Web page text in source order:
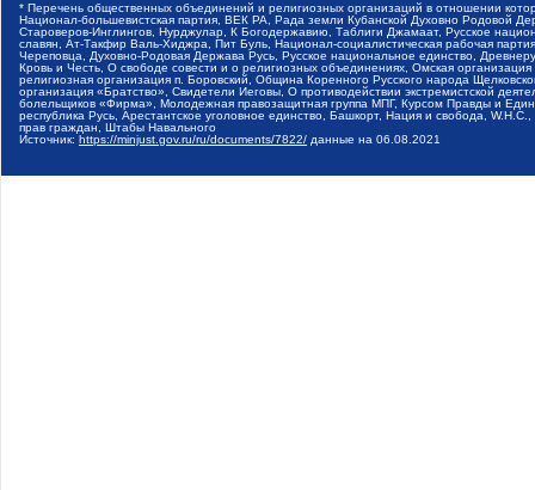
* Перечень общественных объединений и религиозных организаций в отношении
Национал-большевистская партия, ВЕК РА, Рада земли Кубанской Духовно Родовой
Староверов-Инглингов, Нурджулар, К Богодержавию, Таблиги Джамаат, Русское
славян, Ат-Такфир Валь-Хиджра, Пит Буль, Национал-социалистическая рабочая
Череповца, Духовно-Родовая Держава Русь, Русское национальное единство,
Кровь и Честь, О свободе совести и о религиозных объединениях, Омская
религиозная организация п. Боровский, Община Коренного Русского народа
организация «Братство», Свидетели Иеговы, О противодействии экстремистской
болельщиков «Фирма», Молодежная правозащитная группа МПГ, Курсом Правды и
республика Русь, Арестантское уголовное единство, Башкорт, Нация и свобода,
прав граждан, Штабы Навального
Источник: https://minjust.gov.ru/ru/documents/7822/ данные на 06.08.2021